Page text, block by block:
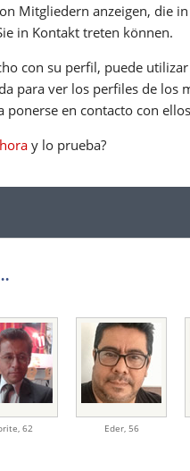
Mitgliedern anzeigen, die
in Kontakt treten können.
con su perfil, puede
para ver los perfiles de los
ponerse en contacto con
y lo prueba?
, 62 Eder, 56